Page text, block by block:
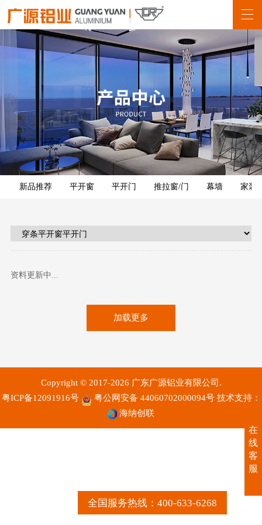
全国服务热线：400-633-6268
新品推荐 平开窗 平开门 推拉窗/门 幕墙 家装
资料更新中...
加载更多
Copyright © 2017-2026 广东广源铝业有限公司.
粤ICP备12091916号
粤公网安备 44060702000094号 技术支持：
海纳创联
在
线
客
服